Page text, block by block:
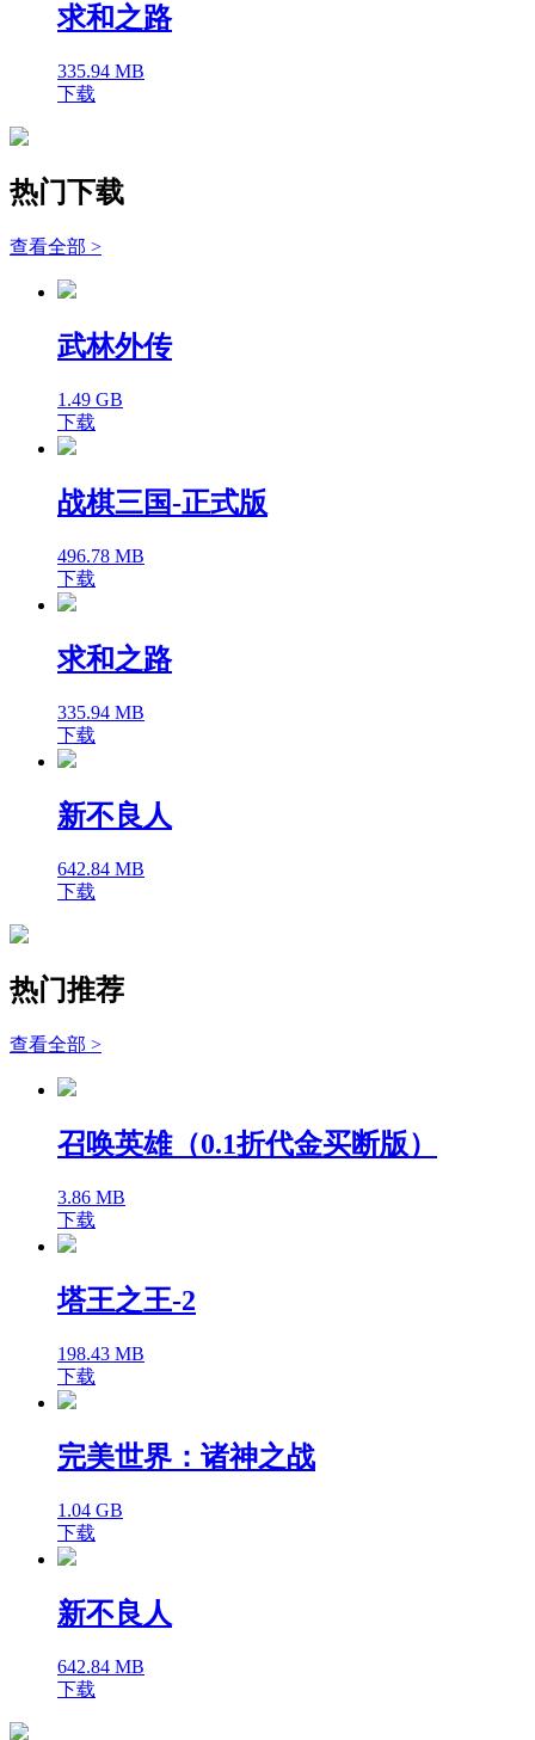
求和之路
335.94 MB
下载
热门下载
查看全部 >
武林外传
1.49 GB
下载
战棋三国-正式版
496.78 MB
下载
求和之路
335.94 MB
下载
新不良人
642.84 MB
下载
热门推荐
查看全部 >
召唤英雄（0.1折代金买断版）
3.86 MB
下载
塔王之王-2
198.43 MB
下载
完美世界：诸神之战
1.04 GB
下载
新不良人
642.84 MB
下载